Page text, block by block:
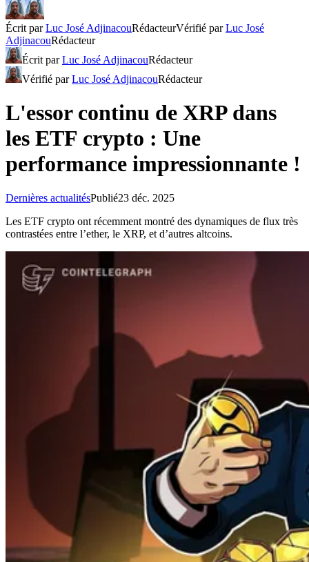
Écrit parLuc José AdjinacouRédacteurVérifié parLuc José
AdjinacouRédacteur
Écrit parLuc José AdjinacouRédacteur
Vérifié parLuc José AdjinacouRédacteur
L'essor continu de XRP dans
les ETF crypto : Une
performance impressionnante !
Dernières actualitésPublié23 déc. 2025
Les ETF crypto ont récemment montré des dynamiques de flux très
contrastées entre l’ether, le XRP, et d’autres altcoins.